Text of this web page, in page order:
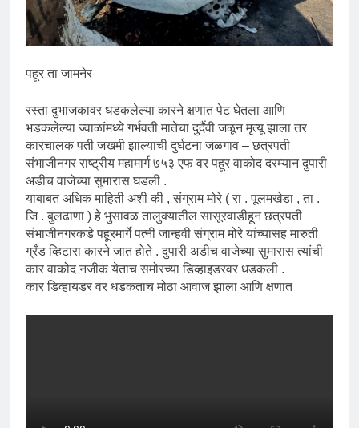
पहूर ता जामनेर
रस्ता दुभाजकावर धडकलेल्या कारने क्षणात पेट घेतला आणि
भडकलेल्या ज्वाळांमध्ये गर्भवती मातेचा दुर्दैवी जळून मृत्यू झाला तर
कारचालक पती जखमी झाल्याची दुर्घटना जळगाव – छत्रपती
संभाजीनगर राष्ट्रीय महामार्ग ७५३ एफ वर पहूर वाकोद दरम्यान दुपारी
अडीच वाजेच्या सुमारास घडली .
याबाबत अधिक माहिती अशी की , संग्राम मोरे ( रा . पूलमखेडा , ता .
जि . बुलढाणा ) हे भुसावळ तालुक्यातील सासूरवाडीहून छत्रपती
संभाजीनगरकडे पहूरमार्गे पत्नी जान्हवी संग्राम मोरे यांच्यासह मारुती
ग्रँड व्हिटारा कारने जात होते . दुपारी अडीच वाजेच्या सुमारास त्यांची
कार वाकोद नजीक येताच समोरच्या डिव्हाइडरवर धडकली .
कार डिव्हायडर वर धडकताच मोठा आवाज झाला आणि क्षणात